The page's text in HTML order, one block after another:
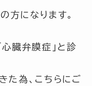
方になります。
臓弁膜症」と診
た為、こちらにご